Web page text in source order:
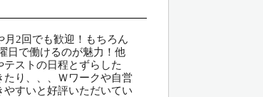
2回でも歓迎！もちろん
日で働けるのが魅力！他
ストの日程とずらした
たり、、、Ｗワークや自営
すいと好評いただいてい